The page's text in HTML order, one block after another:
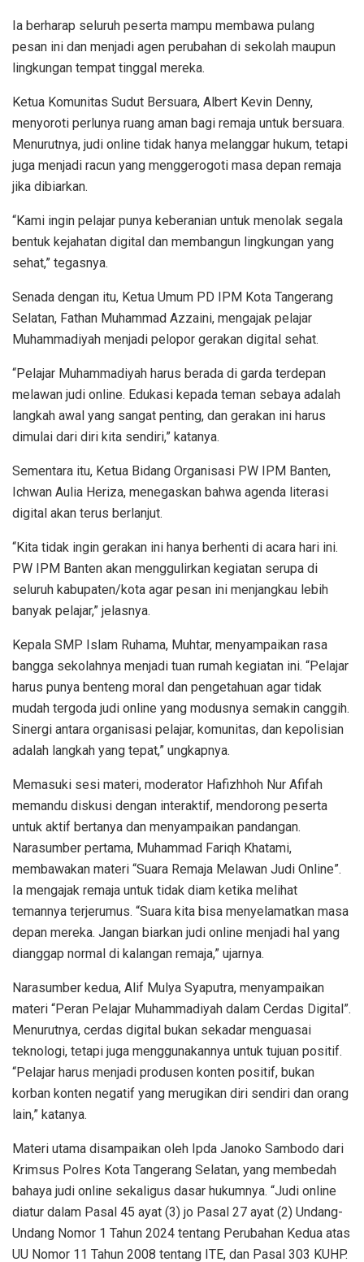
Ia berharap seluruh peserta mampu membawa pulang
pesan ini dan menjadi agen perubahan di sekolah maupun
lingkungan tempat tinggal mereka.
Ketua Komunitas Sudut Bersuara, Albert Kevin Denny,
menyoroti perlunya ruang aman bagi remaja untuk bersuara.
Menurutnya, judi online tidak hanya melanggar hukum, tetapi
juga menjadi racun yang menggerogoti masa depan remaja
jika dibiarkan.
“Kami ingin pelajar punya keberanian untuk menolak segala
bentuk kejahatan digital dan membangun lingkungan yang
sehat,” tegasnya.
Senada dengan itu, Ketua Umum PD IPM Kota Tangerang
Selatan, Fathan Muhammad Azzaini, mengajak pelajar
Muhammadiyah menjadi pelopor gerakan digital sehat.
“Pelajar Muhammadiyah harus berada di garda terdepan
melawan judi online. Edukasi kepada teman sebaya adalah
langkah awal yang sangat penting, dan gerakan ini harus
dimulai dari diri kita sendiri,” katanya.
Sementara itu, Ketua Bidang Organisasi PW IPM Banten,
Ichwan Aulia Heriza, menegaskan bahwa agenda literasi
digital akan terus berlanjut.
“Kita tidak ingin gerakan ini hanya berhenti di acara hari ini.
PW IPM Banten akan menggulirkan kegiatan serupa di
seluruh kabupaten/kota agar pesan ini menjangkau lebih
banyak pelajar,” jelasnya.
Kepala SMP Islam Ruhama, Muhtar, menyampaikan rasa
bangga sekolahnya menjadi tuan rumah kegiatan ini. “Pelajar
harus punya benteng moral dan pengetahuan agar tidak
mudah tergoda judi online yang modusnya semakin canggih.
Sinergi antara organisasi pelajar, komunitas, dan kepolisian
adalah langkah yang tepat,” ungkapnya.
Memasuki sesi materi, moderator Hafizhhoh Nur Afifah
memandu diskusi dengan interaktif, mendorong peserta
untuk aktif bertanya dan menyampaikan pandangan.
Narasumber pertama, Muhammad Fariqh Khatami,
membawakan materi “Suara Remaja Melawan Judi Online”.
Ia mengajak remaja untuk tidak diam ketika melihat
temannya terjerumus. “Suara kita bisa menyelamatkan masa
depan mereka. Jangan biarkan judi online menjadi hal yang
dianggap normal di kalangan remaja,” ujarnya.
Narasumber kedua, Alif Mulya Syaputra, menyampaikan
materi “Peran Pelajar Muhammadiyah dalam Cerdas Digital”.
Menurutnya, cerdas digital bukan sekadar menguasai
teknologi, tetapi juga menggunakannya untuk tujuan positif.
“Pelajar harus menjadi produsen konten positif, bukan
korban konten negatif yang merugikan diri sendiri dan orang
lain,” katanya.
Materi utama disampaikan oleh Ipda Janoko Sambodo dari
Krimsus Polres Kota Tangerang Selatan, yang membedah
bahaya judi online sekaligus dasar hukumnya. “Judi online
diatur dalam Pasal 45 ayat (3) jo Pasal 27 ayat (2) Undang-
Undang Nomor 1 Tahun 2024 tentang Perubahan Kedua atas
UU Nomor 11 Tahun 2008 tentang ITE, dan Pasal 303 KUHP.